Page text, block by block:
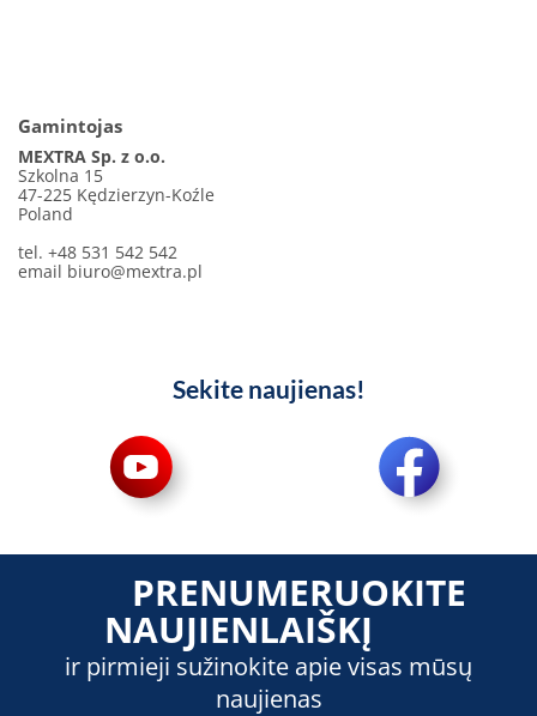
Gamintojas
MEXTRA Sp. z o.o.
Szkolna 15
47-225 Kędzierzyn-Koźle
Poland
tel. +48 531 542 542
email biuro@mextra.pl
Sekite naujienas!
PRENUMERUOKITE
NAUJIENLAIŠKĮ
ir pirmieji sužinokite apie visas mūsų
naujienas